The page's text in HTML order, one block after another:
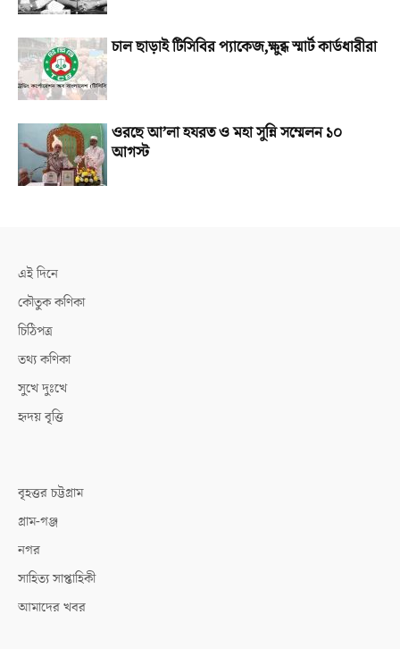
চাল ছাড়াই টিসিবির প্যাকেজ,ক্ষুব্ধ স্মার্ট কার্ডধারীরা
ওরছে আ’লা হযরত ও মহা সুন্নি সম্মেলন ১০
আগস্ট
এই দিনে
কৌতুক কণিকা
চিঠিপত্র
তথ্য কণিকা
সুখে দুঃখে
হৃদয় বৃত্তি
বৃহত্তর চট্টগ্রাম
গ্রাম-গঞ্জ
নগর
সাহিত্য সাপ্তাহিকী
আমাদের খবর